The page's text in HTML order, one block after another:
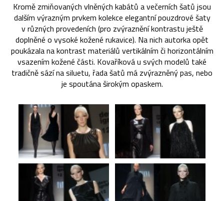
Kromě zmiňovaných vlněných kabátů a večerních šatů jsou
dalším výrazným prvkem kolekce elegantní pouzdrové šaty
v různých provedeních (pro zvýraznění kontrastu ještě
doplněné o vysoké kožené rukavice). Na nich autorka opět
poukázala na kontrast materiálů vertikálním či horizontálním
vsazením kožené části. Kovaříková u svých modelů také
tradičně sází na siluetu, řada šatů má zvýrazněný pas, nebo
je spoutána širokým opaskem.